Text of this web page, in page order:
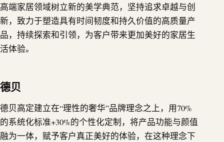
高端家居领域树立新的美学典范，坚持追求卓越与创
新，致力于塑造具有时间韧度和持久价值的高质量产
品，持续探索和引领，为客户带来更加美好的家居生
活体验。
德贝
德贝高定建立在“理性的奢华”品牌理念之上，用70%
的系统化标准+30%的个性化定制，将产品功能与颜值
融为一体，赋予客户真正美好的体验，在这种理念下